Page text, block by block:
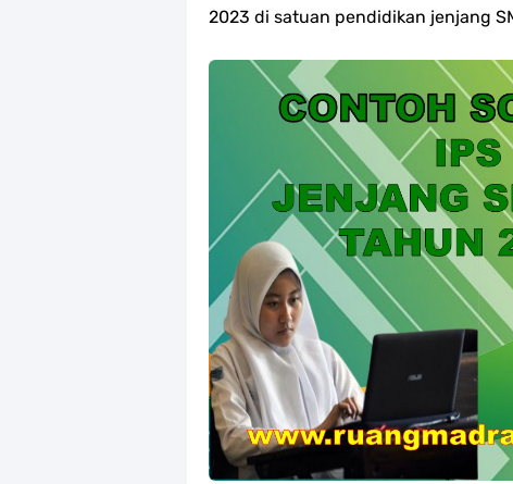
Bank Soal PAT Kelas 6 SD/MI
Kisi-kisi Soal US/UM Jenjang SD/MI
POS UM Jenjang MI, MTs Dan MA Tahun
Jawaban Tugas Mandiri Dan Tugas
Jawaban Tugas Mandiri Dan Tugas
Jawaban Tugas Mandiri Dan Tugas
Jawaban Tugas Mandiri Dan Tugas
Soal OMI Geografi Terintegrasi Jenjang
2023 di satuan pendidikan jenjang